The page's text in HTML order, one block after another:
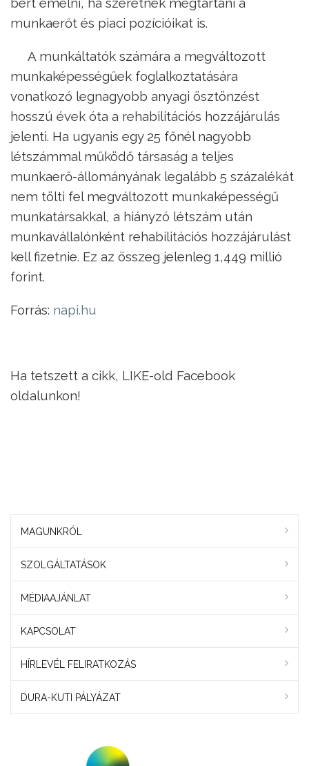
munkaerőt és piaci pozícióikat is.
A munkáltatók számára a megváltozott
munkaképességűek foglalkoztatására
vonatkozó legnagyobb anyagi ösztönzést
hosszú évek óta a rehabilitációs hozzájárulás
jelenti. Ha ugyanis egy 25 főnél nagyobb
létszámmal működő társaság a teljes
munkaerő-állományának legalább 5 százalékát
nem tölti fel megváltozott munkaképességű
munkatársakkal, a hiányzó létszám után
munkavállalónként rehabilitációs hozzájárulást
kell fizetnie. Ez az összeg jelenleg 1,449 millió
forint.
Forrás: napi.hu
Ha tetszett a cikk, LIKE-old Facebook
oldalunkon!
MAGUNKRÓL
SZOLGÁLTATÁSOK
MÉDIAAJÁNLAT
KAPCSOLAT
HÍRLEVÉL FELIRATKOZÁS
DURA-KUTI PÁLYÁZAT